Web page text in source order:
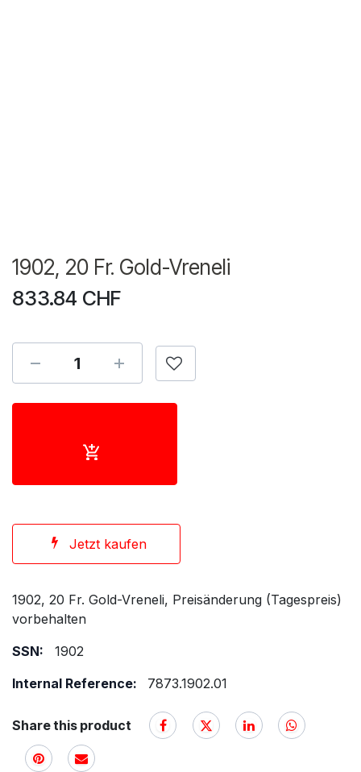
1902, 20 Fr. Gold-Vreneli
833.84 CHF
Jetzt kaufen
1902, 20 Fr. Gold-Vreneli, Preisänderung (Tagespreis)
vorbehalten
SSN:
1902
Internal Reference:
7873.1902.01
Share this product